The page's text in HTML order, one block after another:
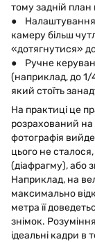
тому задній
● Налаштування
камеру більш
«дотягнутися»
● Ручне
(наприклад, до 1/
який стоїть
На практиці це
розрахований на
фотографія
цього не
(діафрагму), або
Наприклад, на
максимально
метра її
знімок.
ідеальні кадри в